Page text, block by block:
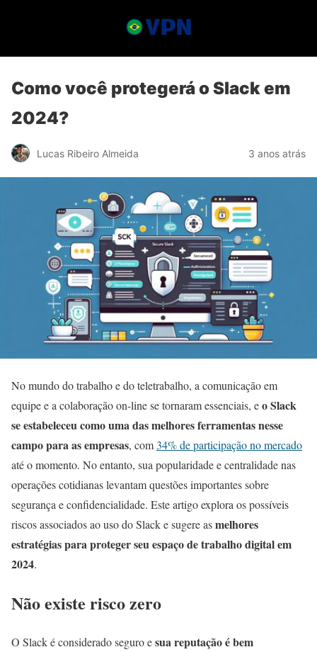
Como você protegerá o Slack em
2024?
Lucas Ribeiro Almeida 3 anos atrás
No mundo do trabalho e do teletrabalho, a comunicação em
equipe e a colaboração on-line se tornaram essenciais, eo Slack
se estabeleceu como uma das melhores ferramentas nesse
campo para as empresas, com34% de participação no mercado
até o momento. No entanto, sua popularidade e centralidade nas
operações cotidianas levantam questões importantes sobre
segurança e confidencialidade. Este artigo explora os possíveis
riscos associados ao uso do Slack e sugere asmelhores
estratégias para proteger seu espaço de trabalho digital em
2024.
Não existe risco zero
O Slack é considerado seguro esua reputação é bem